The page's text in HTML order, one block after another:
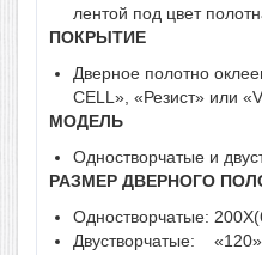
лентой под цвет
ПОКРЫТИЕ
Дверное полотно
CELL», «Резист» или
МОДЕЛЬ
Одностворчатые и
РАЗМЕР ДВЕРНОГО
Одностворчатые:
Двустворчатые: «120»